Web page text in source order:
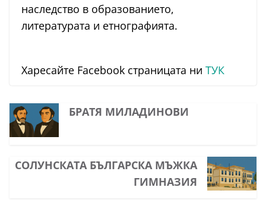
наследство в образованието,
литературата и етнографията.
Харесайте Facebook страницата ни ТУК
БРАТЯ МИЛАДИНОВИ
СОЛУНСКАТА БЪЛГАРСКА МЪЖКА
ГИМНАЗИЯ